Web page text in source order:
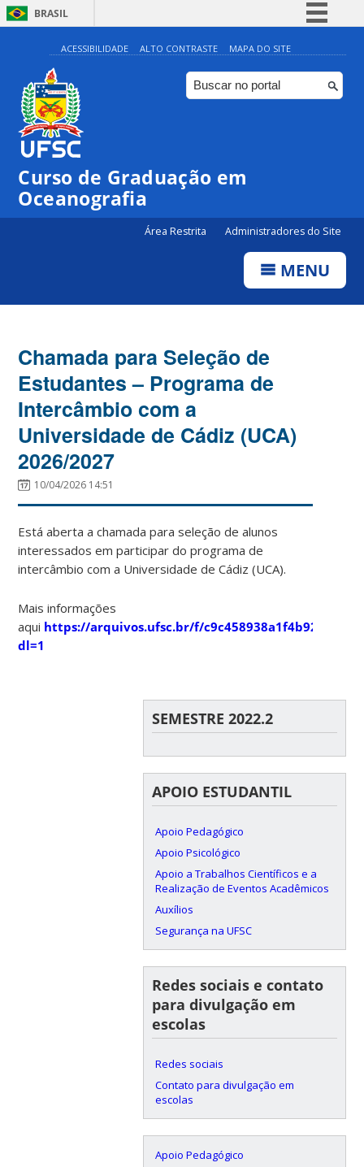
BRASIL
Simplifique!
Comunica BR
Participe
Canais
ACESSIBILIDADE ALTO CONTRASTE MAPA DO SITE
Curso de Graduação em
Oceanografia
Área Restrita Administradores do Site
MENU
Chamada para Seleção de
Estudantes – Programa de
Intercâmbio com a
Universidade de Cádiz (UCA)
2026/2027
10/04/2026 14:51
Está aberta a chamada para seleção de alunos
interessados em participar do programa de
intercâmbio com a Universidade de Cádiz (UCA).
Mais informações
aqui https://arquivos.ufsc.br/f/c9c458938a1f4b92b331/?
dl=1
SEMESTRE 2022.2
APOIO ESTUDANTIL
Apoio Pedagógico
Apoio Psicológico
Apoio a Trabalhos Científicos e a
Realização de Eventos Acadêmicos
Auxílios
Segurança na UFSC
Redes sociais e contato
para divulgação em
escolas
Redes sociais
Contato para divulgação em
escolas
Apoio Pedagógico